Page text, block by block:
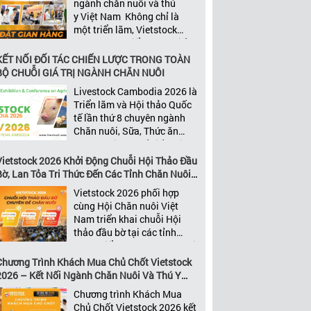
hàng giới thiệu
và Hội thảo “Ứng
các công nghệ vào chăn
gia súc lớn nhằm phát
xanh, an toàn, bền vững và
quả” tại ILDEX 2026 đã
công tốt đẹp!
Nâng Cao Nhận Diện Thương
Hiệu và Thúc Đẩy Tăng Trưởng
năng xây dựng các mối quan
[…]
ngành chăn nuôi và thú
y Việt Nam Không chỉ là
một triển lãm, Vietstock
2026 còn là điểm hẹn chiến
lược của ngành. Quy tụ
những đơn vị kinh doanh
hàng đầu, những lãnh
đạo và nhà cung cấp trong
chuỗi giá
trị ngành, Vietstock mang
đến nền tảng kết nối toàn
giá trị […]
NỐI ĐỐI TÁC CHIẾN LƯỢC TRONG TOÀN
CHUỖI GIÁ TRỊ NGÀNH CHĂN NUÔI
Livestock Cambodia 2026 là
Triển lãm và Hội thảo Quốc
tế lần thứ 8 chuyên ngành
Chăn nuôi, Sữa, Thức ăn
chăn nuôi và Chế biến thịt
tại Campuchia. Đây được
đánh giá là một trong những
niên uy tín và đáng chú ý
nhất của ngành nông nghiệp
– chăn […]
2026 Khởi Động Chuỗi Hội Thảo Đầu
Lan Tỏa Tri Thức Đến Các Tỉnh Chăn Nuôi
Điểm
Vietstock 2026 phối hợp
cùng Hội Chăn nuôi Việt
Nam triển khai chuỗi Hội
thảo đầu bờ tại các tỉnh
trọng điểm ngành chăn nuôi
Không chỉ là nền tảng giao
thương hàng đầu của ngành
chăn nuôi và thú y, Vietstock
còn là triển lãm duy nhất tại
Trình Khách Mua Chủ Chốt Vietstock
– Kết Nối Ngành Chăn Nuôi Và Thú Y
Nam Và Đông Nam ÁChương trình Khách Mua
Chủ Chốt Vietstock 2026 kết